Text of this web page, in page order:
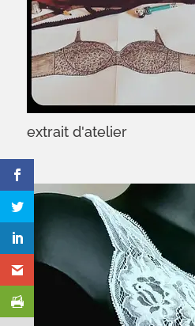
extrait d'atelier